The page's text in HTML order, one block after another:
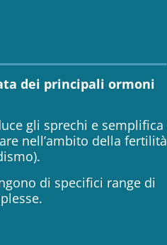
dei principali ormoni
gli sprechi e semplifica
nell’ambito della fertilità
di specifici range di